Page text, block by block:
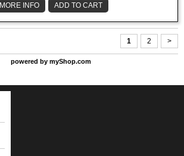
MORE INFO ADD TO CART
1 2 >
powered by myShop.com